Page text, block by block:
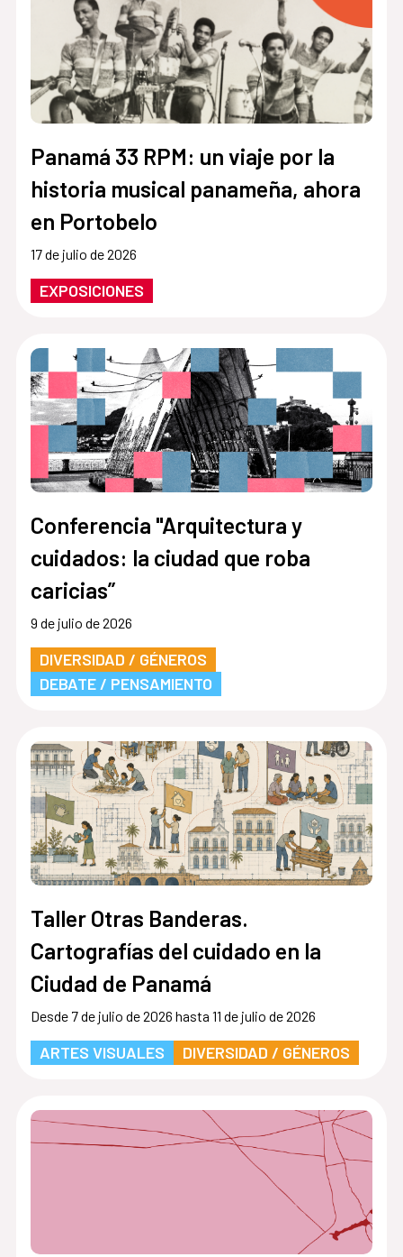
Panamá 33 RPM: un viaje por la
historia musical panameña, ahora
en Portobelo
17 de julio de 2026
EXPOSICIONES
Conferencia "Arquitectura y
cuidados: la ciudad que roba
caricias”
9 de julio de 2026
DIVERSIDAD / GÉNEROS
DEBATE / PENSAMIENTO
Taller Otras Banderas.
Cartografías del cuidado en la
Ciudad de Panamá
Desde 7 de julio de 2026 hasta 11 de julio de 2026
ARTES VISUALES DIVERSIDAD / GÉNEROS